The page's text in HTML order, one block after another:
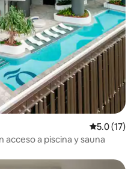
Calificación
5.0 (17)
a piscina y sauna